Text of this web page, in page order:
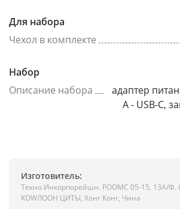
Для набора
Чехол в комплекте
Набор
Описание набора
адаптер
A - USB-C,
Изготовитель:
Текно Инкорпорейшн. РООМС 05-15, 13А/Ф.
КОWЛООН ЦИТЫ, Хонг Конг, Чина